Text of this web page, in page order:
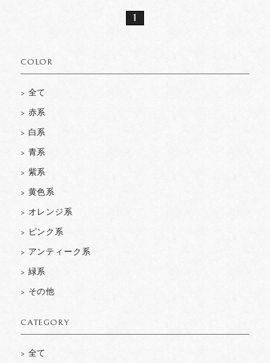
COLOR
> 全て
> 赤系
> 白系
> 青系
> 紫系
> 黄色系
> オレンジ系
> ピンク系
> アンティーク系
> 緑系
> その他
CATEGORY
> 全て
1